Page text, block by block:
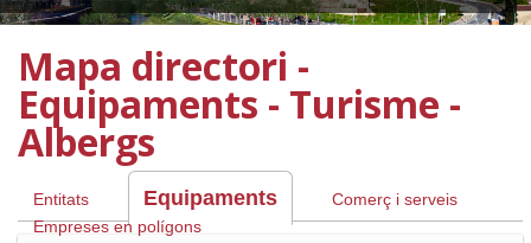
Mapa directori -
Equipaments - Turisme -
Albergs
Entitats Equipaments
Comerç i serveis
Empreses en polígons